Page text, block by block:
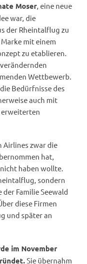
Moser, eine neue
war, die
der Rheintalflug zu
mit einem
zu etablieren.
Wettbewerb.
Bedürfnisse des
auch mit
erweiterten
Airlines zwar die
hat,
haben wollte.
sondern
Familie Seewald
diese Firmen
und später an
im November
Sie übernahm